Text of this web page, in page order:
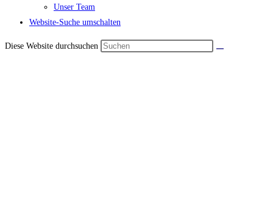
Unser Team
Website-Suche umschalten
Diese Website durchsuchen